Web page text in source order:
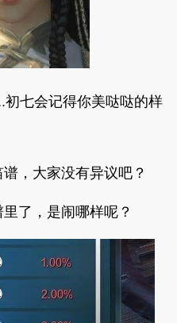
初七会记得你美哒哒的样
，大家没有异议吧？
了，是闹哪样呢？